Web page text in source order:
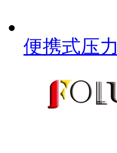
便携式压